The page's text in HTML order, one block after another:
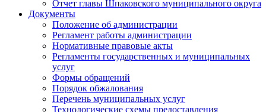
Отчет главы Шпаковского муниципального округа
Документы
Положение об администрации
Регламент работы администрации
Нормативные правовые акты
Регламенты государственных и муниципальных
услуг
Формы обращений
Порядок обжалования
Перечень муниципальных услуг
Технологические схемы предоставления